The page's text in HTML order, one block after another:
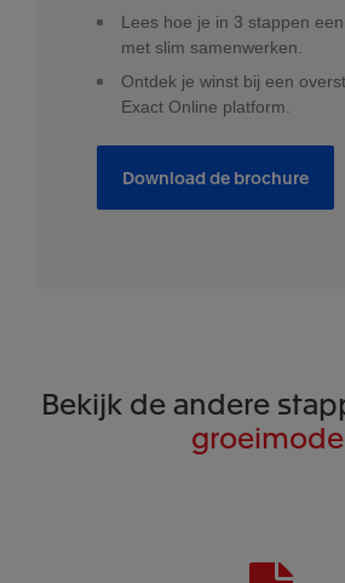
Lees hoe je in 3 stappen
met slim samenwerken.
Ontdek je winst bij een
Exact Online platform.
Download de brochure
Bekijk de andere